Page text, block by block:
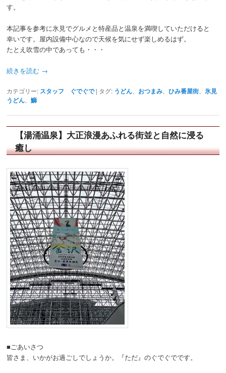
す。
本記事を参考に氷見でグルメと特産品と温泉を満喫していただけると
幸いです。屋内設備中心なので天候を気にせず楽しめるはず。
たとえ吹雪の中であっても・・・
続きを読む →
カテゴリー: スタッフ ぐでぐで | タグ: うどん おつまみ 、ひみ番屋街
氷見
うどん 、鰤
【湯涌温泉】大正浪漫あふれる街並と自然に浸る
癒し
■ごあいさつ
皆さま、いかがお過ごしでしょうか。『ただ』のぐでぐでです。